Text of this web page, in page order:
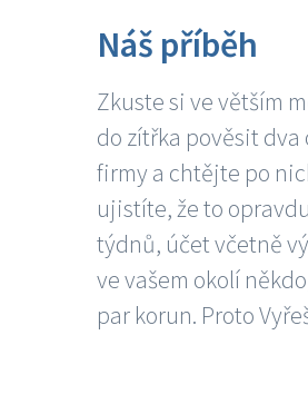
Náš příběh
Zkuste si ve větším
do zítřka pověsit
firmy a chtějte po
ujistíte, že to
týdnů, účet včetně
ve vašem okolí
par korun. Proto